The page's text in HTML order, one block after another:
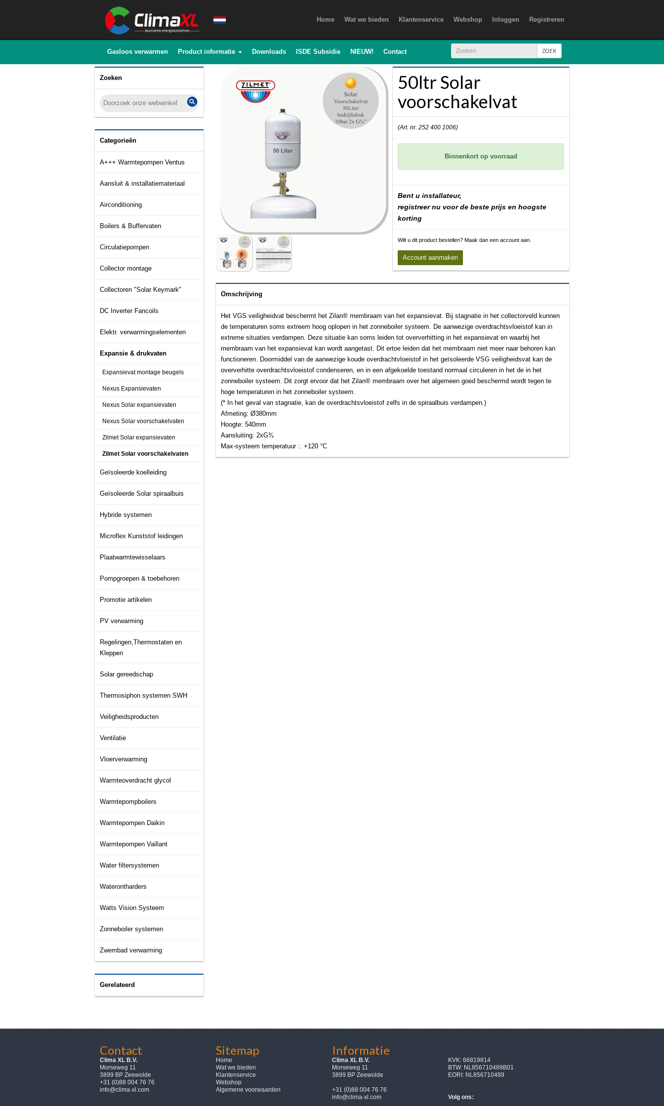
Home Wat we bieden Klantenservice Webshop Inloggen Registreren
Gasloos verwarmen Product informatie Downloads ISDE Subsidie NIEUW! Contact ZOEK
Zoeken
Categorieën
A+++ Warmtepompen Ventus
Aansluit & installatiemateriaal
Airconditioning
Boilers & Buffervaten
Circulatiepompen
Collector montage
Collectoren "Solar Keymark"
DC Inverter Fancoils
Elektr. verwarmingselementen
Expansie & drukvaten
Expansievat montage beugels
Nexus Expansievaten
Nexus Solar expansievaten
Nexus Solar voorschakelvaten
Zilmet Solar expansievaten
Zilmet Solar voorschakelvaten
Geïsoleerde koelleiding
Geïsoleerde Solar spiraalbuis
Hybride systemen
Microflex Kunststof leidingen
Plaatwarmtewisselaars
Pompgroepen & toebehoren
Promotie artikelen
PV verwarming
Regelingen,Thermostaten en
Kleppen
Solar gereedschap
Thermosiphon systemen SWH
Veiligheidsproducten
Ventilatie
Vloerverwarming
Warmteoverdracht glycol
Warmtepompboilers
Warmtepompen Daikin
Warmtepompen Vaillant
Water filtersystemen
Waterontharders
Watts Vision Systeem
Zonneboiler systemen
Zwembad verwarming
Gerelateerd
50ltr Solar
voorschakelvat
(Art. nr. 252 400 1006)
Binnenkort op voorraad
Bent u installateur,
registreer nu voor de beste prijs en hoogste
korting
Wilt u dit product bestellen? Maak dan een account aan.
Account aanmaken
Omschrijving
Het VGS veiligheidvat beschermt het Zilan® membraam van het expansievat. Bij stagnatie in het collectorveld kunnen
de temperaturen soms extreem hoog oplopen in het zonneboiler systeem. De aanwezige overdrachtsvloeistof kan in
extreme situaties verdampen. Deze situatie kan soms leiden tot oververhitting in het expansievat en waarbij het
membraam van het expansievat kan wordt aangetast. Dit ertoe leiden dat het membraam niet meer naar behoren kan
functioneren. Doormiddel van de aanwezige koude overdrachtvloeistof in het geïsoleerde VSG veiligheidsvat kan de
oververhitte overdrachtsvloeistof condenseren, en in een afgekoelde toestand normaal circuleren in het de in het
zonneboiler systeem. Dit zorgt ervoor dat het Zilan® membraam over het algemeen goed beschermd wordt tegen te
hoge temperaturen in het zonneboiler systeem.
(* In het geval van stagnatie, kan de overdrachtsvloeistof zelfs in de spiraalbuis verdampen.)
Afmeting: Ø380mm
Hoogte: 540mm
Aansluiting: 2xG¾
Max-systeem temperatuur :. +120 °C
Contact
Clima XL B.V.
Morseweg 11
3899 BP Zeewolde
+31 (0)88 004 76 76
info@clima-xl.com
Sitemap
Home
Wat we bieden
Klantenservice
Webshop
Algemene voorwaarden
Informatie
Clima XL B.V.
Morseweg 11
3899 BP Zeewolde
+31 (0)88 004 76 76
info@clima-xl.com
KVK: 66819814
BTW: NL856710489B01
EORI: NL856710489
Volg ons: